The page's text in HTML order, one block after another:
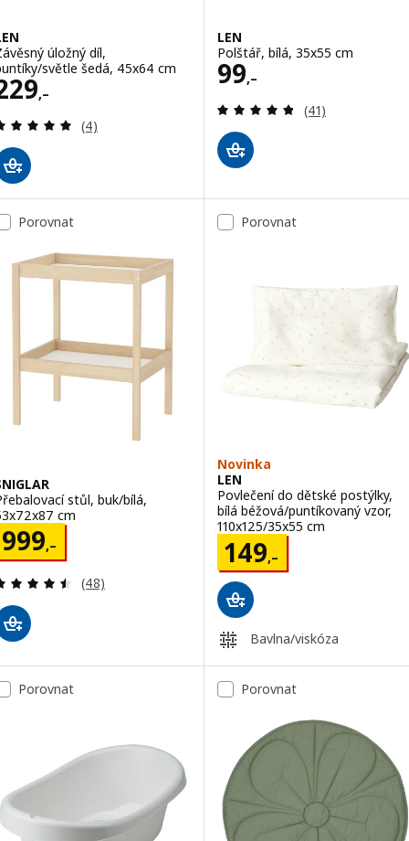
úložný díl,
světle šedá, 45x64 cm
,– 229,–
Recenze: 5 z 5 hvězdy. Celkem recenzí:
(4)
LEN
Polštář, bílá, 35x55 cm
99,–
Cena 99,–
Recenze: 4.8 z
(41)
Porovnat
stůl, buk/bílá,
cm
999,–999,–
Recenze: 4.5 z 5 hvězdy. Celkem recenzí:
(48)
Porovnat
Novinka
LEN
Povlečení do dětské postýlky,
bílá béžová/puntíkovaný vzor,
110x125/35x55 cm
149,–
Cena 149,–
Bavlna/viskóza
Porovnat Porovnat